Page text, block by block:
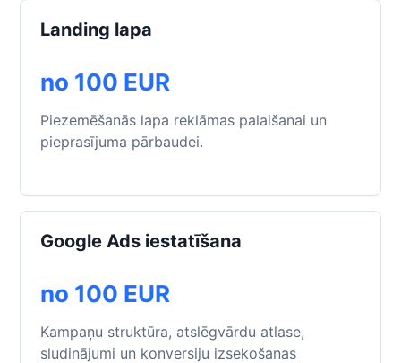
Landing lapa
no 100 EUR
Piezemēšanās lapa reklāmas palaišanai un
pieprasījuma pārbaudei.
Google Ads iestatīšana
no 100 EUR
Kampaņu struktūra, atslēgvārdu atlase,
sludinājumi un konversiju izsekošanas